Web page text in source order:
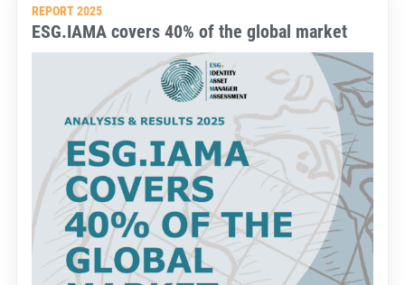
REPORT 2025
ESG.IAMA covers 40% of the global market